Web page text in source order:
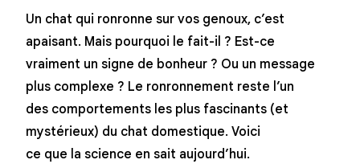
Un chat qui ronronne sur vos genoux, c’est
apaisant. Mais pourquoi le fait-il ? Est-ce
vraiment un signe de bonheur ? Ou un message
plus complexe ? Le ronronnement reste l’un
des comportements les plus fascinants (et
mystérieux) du chat domestique. Voici
ce que la science en sait aujourd’hui.